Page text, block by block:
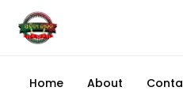
Home About